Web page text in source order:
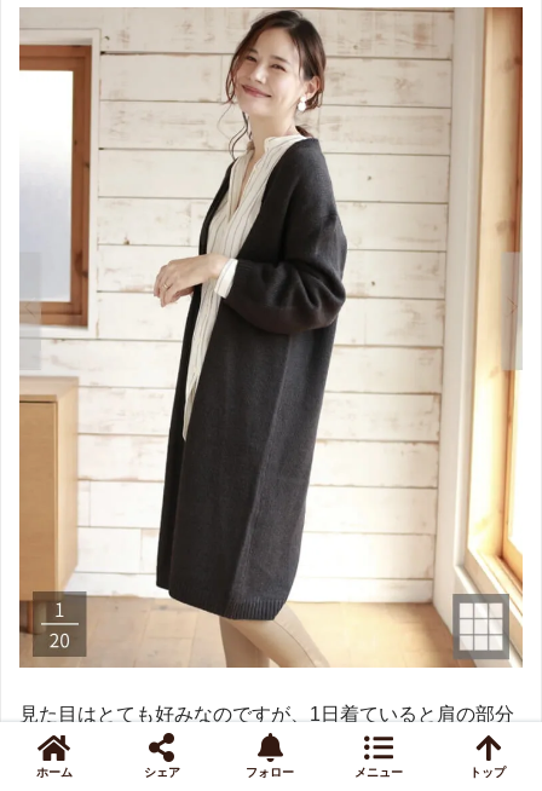
見た目はとても好みなのですが、1日着ていると肩の部分
がずれて袖が落ちそうになります。
ホーム シェア フォロー メニュー トップ